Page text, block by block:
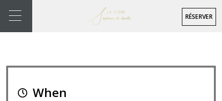
RÉSERVER
When